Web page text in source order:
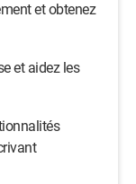
et obtenez
et aidez les